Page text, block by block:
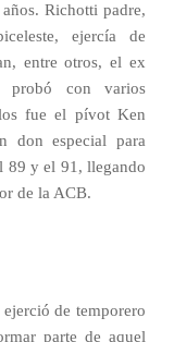
Richotti padre,
ejercía de
entre otros, el ex
probó con varios
fue el pívot Ken
don especial para
89 y el 91, llegando
de la ACB.
de temporero
parte de aquel